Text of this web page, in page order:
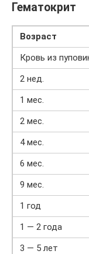
Гематокрит
Возраст
Кровь из
2 нед.
1 мес.
2 мес.
4 мес.
6 мес.
9 мес.
1 год
1 — 2 года
3 — 5 лет